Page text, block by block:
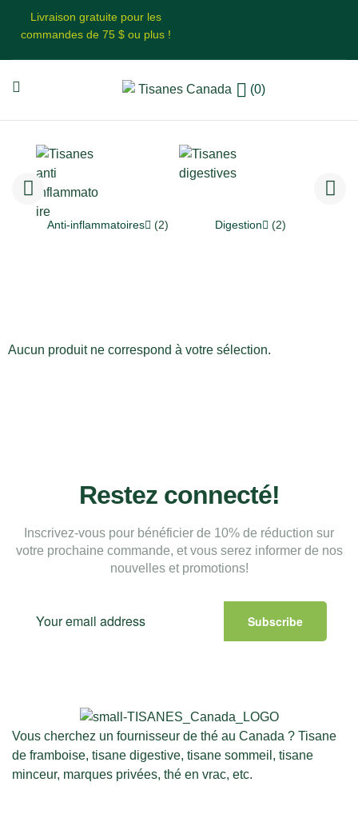
Livraison gratuite pour les
commandes de 75 $ ou plus !
(0)
Anti-inflammatoires (2) Digestion (2)
Aucun produit ne correspond à votre sélection.
Restez connecté!
Inscrivez-vous pour bénéficier de 10% de réduction sur
votre prochaine commande, et vous serez informer de nos
nouvelles et promotions!
Subscribe
Vous cherchez un fournisseur de thé au Canada ? Tisane
de framboise, tisane digestive, tisane sommeil, tisane
minceur, marques privées, thé en vrac, etc.